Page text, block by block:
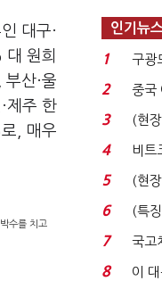
대구·
원희
산·울
제주 한
, 매우
수를 치고
인기뉴
1
구광
로봇
2
중국
국전
3
(현
요
4
비트
처분
5
(현
빈
6
(특
지에
7
국고
금
8
이